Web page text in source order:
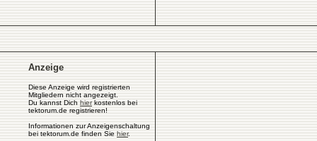
Anzeige
Diese Anzeige wird registrierten
Mitgliedern nicht angezeigt.
Du kannst Dich hierkostenlos bei
tektorum.de registrieren!
Informationen zur Anzeigenschaltung
bei tektorum.de finden Sie hier.